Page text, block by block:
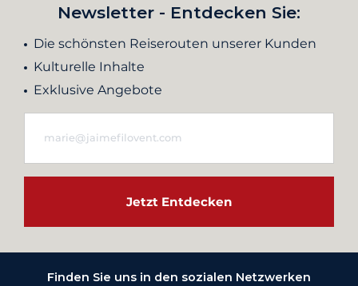
Newsletter - Entdecken Sie:
Die schönsten Reiserouten unserer Kunden
Kulturelle Inhalte
Exklusive Angebote
Jetzt Entdecken
Finden Sie uns in den sozialen Netzwerken